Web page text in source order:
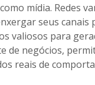
mídia. Redes
seus
valiosos para
negócios,
reais de